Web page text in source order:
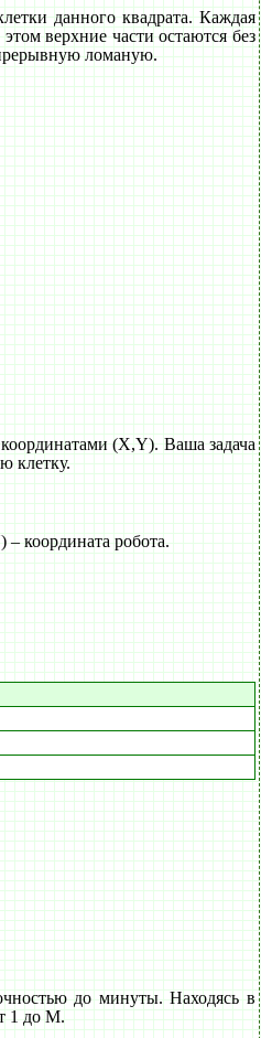
данного квадрата. Каждая
верхние части остаются без
ломаную.
(X,Y). Ваша задача
клетку.
– координата робота.
до минуты. Находясь в
1 до M.